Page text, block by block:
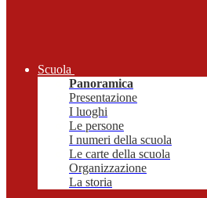
Scuola
Panoramica
Presentazione
I luoghi
Le persone
I numeri della scuola
Le carte della scuola
Organizzazione
La storia